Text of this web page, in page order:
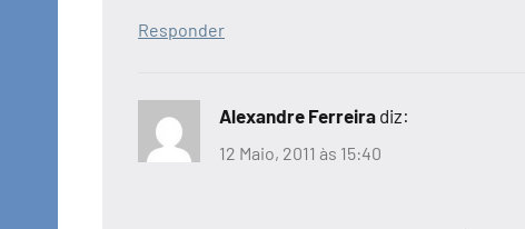
Responder
Alexandre Ferreira diz:
12 Maio, 2011 às 15:40